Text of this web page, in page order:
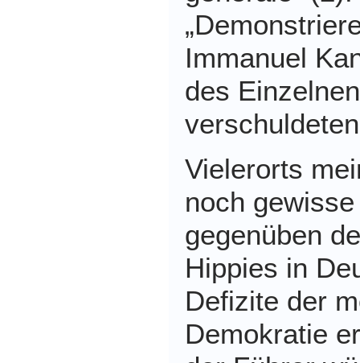
Immanuel
des
Vielerorts
noch
gegenüben
Hippies in
Defizite der
Demokratie